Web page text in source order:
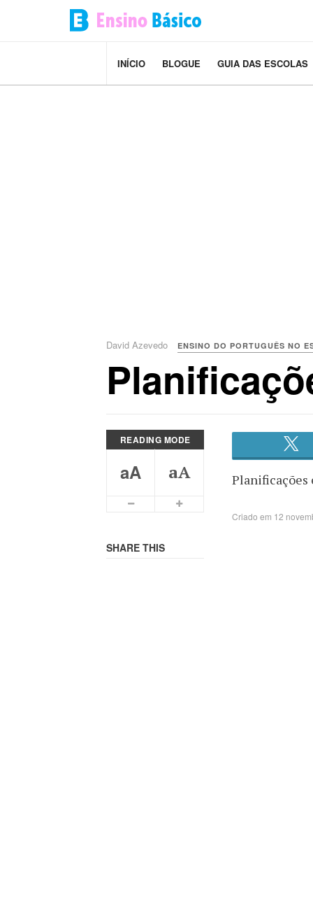
INÍCIO BLOGUE GUIA DAS ESCOLAS
David Azevedo ENSINO DO PORTUGUÊS NO
READING MODE
aA aA
Smaller Font
SHARE THIS
Planificações
Criado em 12